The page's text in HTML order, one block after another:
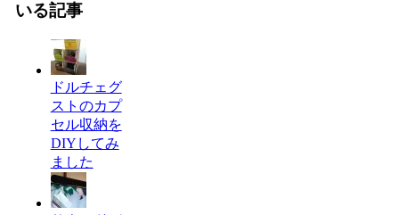
いる記事
ドルチェグ
ストのカプ
セル収納を
DIYしてみ
ました